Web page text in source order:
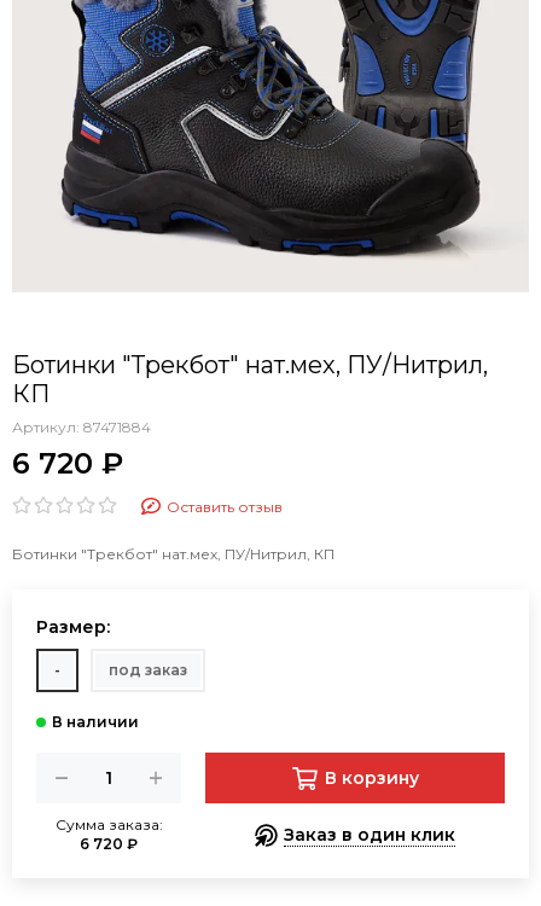
Ботинки "Трекбот" нат.мех, ПУ/Нитрил,
КП
Артикул: 87471884
6 720 ₽
Оставить отзыв
Ботинки "Трекбот" нат.мех, ПУ/Нитрил, КП
Размер:
- под заказ
Сумма заказа:
6 720 ₽
В корзину
Заказ в один клик